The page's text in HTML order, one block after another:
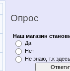
Опрос
Наш магазин
Да
Нет
Не знаю, т.к